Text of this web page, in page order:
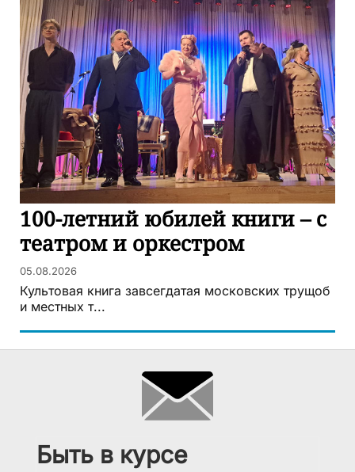
100-летний юбилей книги – с
театром и оркестром
05.08.2026
Культовая книга завсегдатая московских трущоб
и местных т...
Быть в курсе